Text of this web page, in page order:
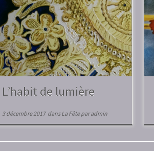
L’habit de lumière
3 décembre 2017dansLa Fêteparadmin